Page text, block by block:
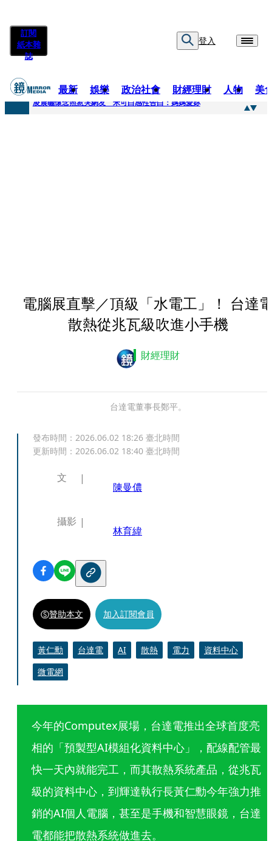
訂閱
紙本雜
誌
登入
最新 娛樂 政治社會 財經理財 人物 美
快訊
凌晨曬懷念照惹哭網友 米可白感性告白：媽媽愛妳
電腦展直擊／頂級「水電工」！ 台達
散熱從兆瓦級吹進小手機
財經理財
台達電董事長鄭平。
發布時間： 2026.06.02 18:26 臺北時間
更新時間： 2026.06.02 18:40 臺北時間
文
陳曼儂
攝影
林育緯
贊助本文 加入訂閱會員
黃仁勳 台達電 AI 散熱 電力
資料中心
微電網
今年的Computex展場，台達電推出全球首度亮
相的「預製型AI模組化資料中心」，配線配管最
快一天內就能完工，而其散熱系統產品，從兆瓦
級的資料中心，到輝達執行長黃仁勳今年強力推
銷的AI個人電腦，甚至是手機和智慧眼鏡，台達
電都能把散熱系統做進去。